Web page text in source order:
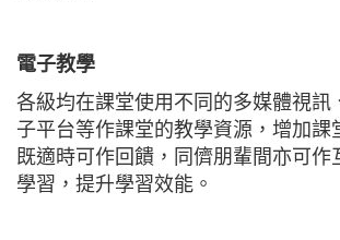
電子教學
各級均在課堂使用不同的多媒體視訊
子平台等作課堂的教學資源，增加課
既適時可作回饋，同儕朋輩間亦可作
學習，提升學習效能。